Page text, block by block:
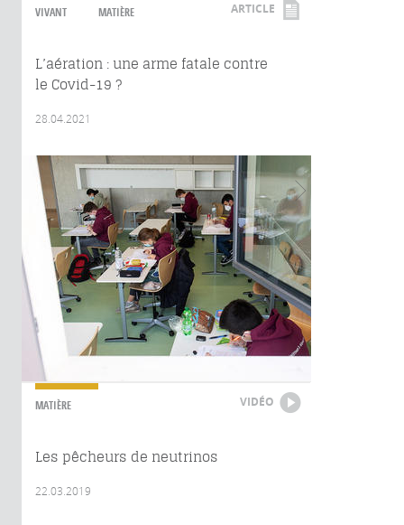
VIVANT MATIÈRE ARTICLE
L’aération : une arme fatale contre
le Covid-19 ?
28.04.2021
MATIÈRE VIDÉO
Les pêcheurs de neutrinos
22.03.2019